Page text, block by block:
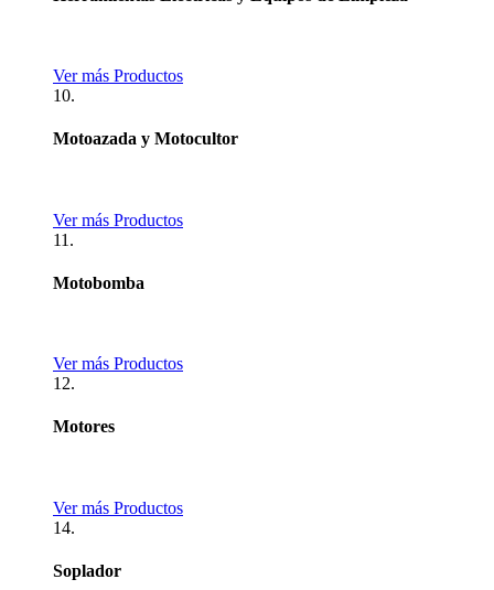
Ver más Productos
10.
Motoazada y Motocultor
Ver más Productos
11.
Motobomba
Ver más Productos
12.
Motores
Ver más Productos
14.
Soplador